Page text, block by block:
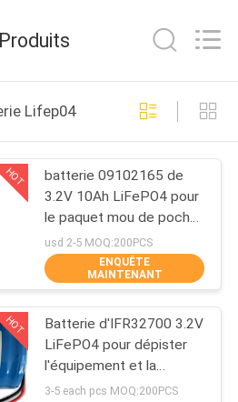
portatif de
de
122
Ion
146
Produits
Lifep04
HOT
batterie 09102165 de
3.2V 10Ah LiFePO4 pour
le paquet mou de poche
de batterie de station de
charge
usd 2-5 MOQ:200PCS
ENQUÊTE
MAINTENANT
HOT
Batterie d'IFR32700 3.2V
LiFePO4 pour dépister
l'équipement et la
barrière électrique solaire
3-5 each pcs MOQ:200PCS